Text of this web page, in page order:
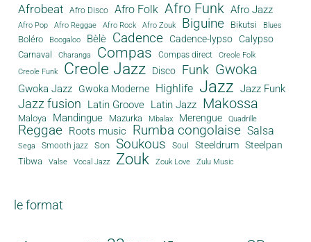
Afrobeat Afro Disco Afro Folk Afro Funk Afro Jazz
Afro Pop Afro Reggae Afro Rock Afro Zouk Biguine Bikutsi Blues
Boléro Boogaloo Bèlè Cadence Cadence-lypso Calypso
Carnaval Charanga Compas Compas direct
Creole Folk
Creole Funk
Creole Jazz Disco Funk Gwoka
Gwoka Jazz Gwoka Moderne Highlife Jazz Jazz Funk
Jazz fusion Latin Groove Latin Jazz Makossa
Maloya Mandingue Mazurka Mbalax Merengue Quadrille
Reggae Roots music Rumba congolaise Salsa
Sega Smooth jazz Son Soukous Soul Steeldrum Steelpan
Tibwa Valse Vocal Jazz Zouk Zouk Love Zulu Music
le format